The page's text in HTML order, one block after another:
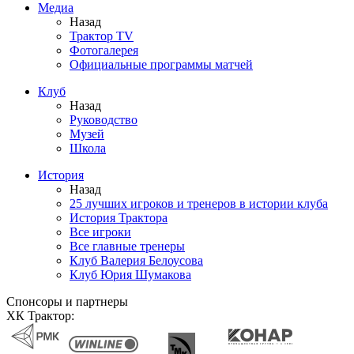
Медиа
Назад
Трактор TV
Фотогалерея
Официальные программы матчей
Клуб
Назад
Руководство
Музей
Школа
История
Назад
25 лучших игроков и тренеров в истории клуба
История Трактора
Все игроки
Все главные тренеры
Клуб Валерия Белоусова
Клуб Юрия Шумакова
Спонсоры и партнеры
ХК Трактор: